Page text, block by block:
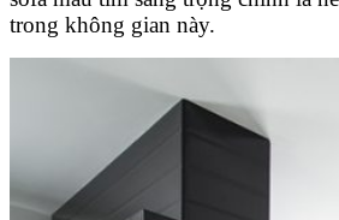
trong không gian này.